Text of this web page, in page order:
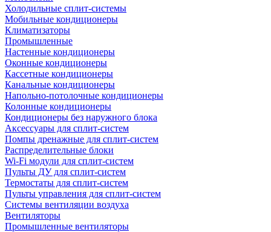
Холодильные сплит-системы
Мобильные кондиционеры
Климатизаторы
Промышленные
Настенные кондиционеры
Оконные кондиционеры
Кассетные кондиционеры
Канальные кондиционеры
Напольно-потолочные кондиционеры
Колонные кондиционеры
Кондиционеры без наружного блока
Аксессуары для сплит-систем
Помпы дренажные для сплит-систем
Распределительные блоки
Wi-Fi модули для сплит-систем
Пульты ДУ для сплит-систем
Термостаты для сплит-систем
Пульты управления для сплит-систем
Системы вентиляции воздуха
Вентиляторы
Промышленные вентиляторы